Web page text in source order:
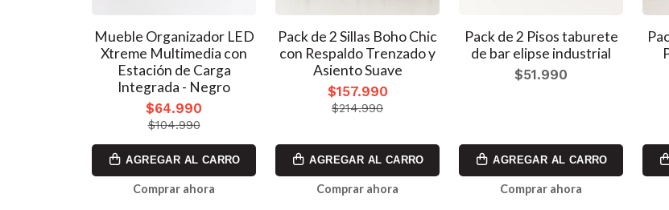
Mueble Organizador LED
Xtreme Multimedia con
Estación de Carga
Integrada - Negro
$64.990
$104.990
AGREGAR AL CARRO
Comprar ahora
Pack de 2 Sillas Boho Chic
con Respaldo Trenzado y
Asiento Suave
$157.990
$214.990
AGREGAR AL CARRO
Comprar ahora
Pack de 2 Pisos taburete
de bar elipse industrial
$51.990
AGREGAR AL CARRO
Comprar ahora